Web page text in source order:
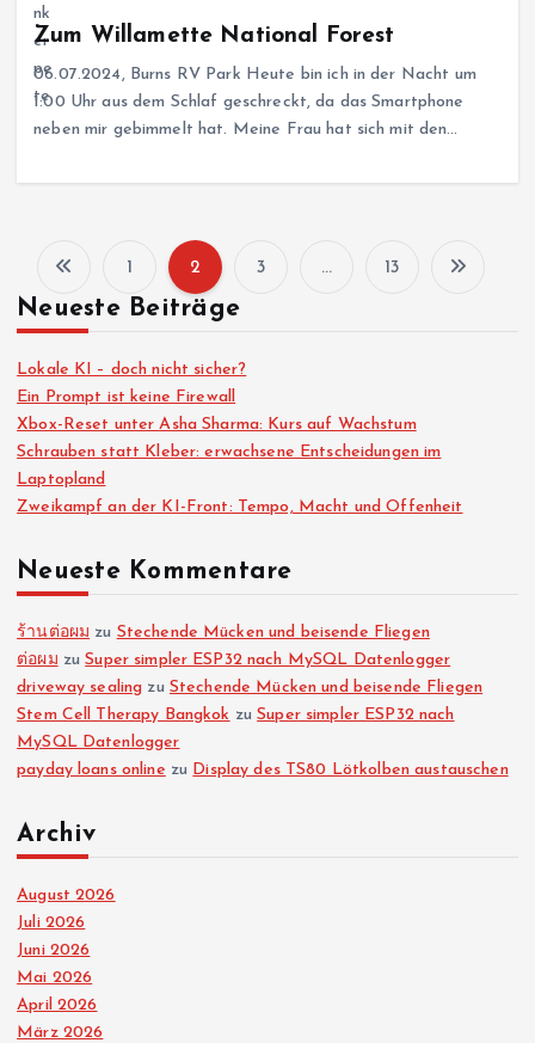
Zum Willamette National Forest
06.07.2024, Burns RV Park Heute bin ich in der Nacht um
1:00 Uhr aus dem Schlaf geschreckt, da das Smartphone
neben mir gebimmelt hat. Meine Frau hat sich mit den…
i
t
e
n
n
u
m
1 2 3 … 13
Neueste Beiträge
Lokale KI – doch nicht sicher?
Ein Prompt ist keine Firewall
Xbox-Reset unter Asha Sharma: Kurs auf Wachstum
Schrauben statt Kleber: erwachsene Entscheidungen im
Laptopland
Zweikampf an der KI-Front: Tempo, Macht und Offenheit
Neueste Kommentare
ร้านต่อผม zu Stechende Mücken und beisende Fliegen
ต่อผม zuSuper simpler ESP32 nach MySQL Datenlogger
driveway sealing zu Stechende Mücken und beisende Fliegen
Stem Cell Therapy Bangkok zuSuper simpler ESP32 nach
MySQL Datenlogger
payday loans online zu Display des TS80 Lötkolben austauschen
Archiv
August 2026
Juli 2026
Juni 2026
Mai 2026
April 2026
März 2026